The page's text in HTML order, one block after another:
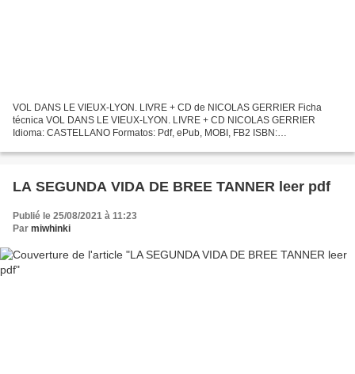
VOL DANS LE VIEUX-LYON. LIVRE + CD de NICOLAS GERRIER Ficha
técnica VOL DANS LE VIEUX-LYON. LIVRE + CD NICOLAS GERRIER
Idioma: CASTELLANO Formatos: Pdf, ePub, MOBI, FB2 ISBN:
gratis Descargar...
LA SEGUNDA VIDA DE BREE TANNER leer pdf
Publié le 25/08/2021 à 11:23
Par miwhinki